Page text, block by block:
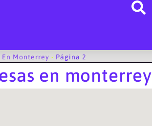
En Monterrey - Página 2
en monterrey